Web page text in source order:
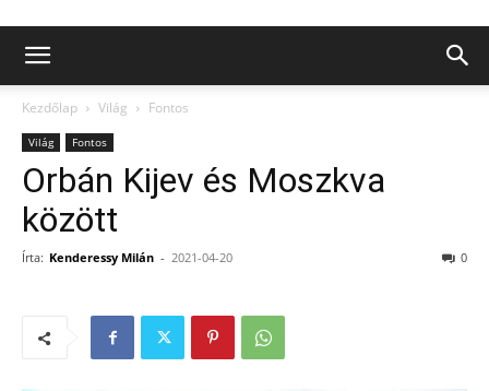
Kezdőlap Világ Fontos
Világ Fontos
Orbán Kijev és Moszkva
között
Írta: Kenderessy Milán - 2021-04-20 0